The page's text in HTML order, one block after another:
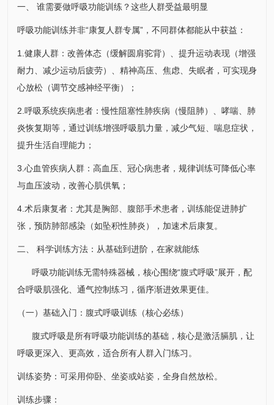
一、 谁需要做呼吸功能训练？这些人群受益最明显
呼吸功能训练并非“康复人群专属”，不同群体都能从中获益：
1.健康人群：改善体态（缓解圆肩驼背）、提升运动表现（增强
耐力、减少运动后疲劳）、精神高压、焦虑、失眠者，可实现身
心放松（调节交感神经平衡）；
2.呼吸系统疾病患者：慢性阻塞性肺疾病 （慢阻肺）、哮喘、
肺
炎恢复期等，通过训练增强呼吸肌力量，减少气短、喘息症状，
提升生活自理能力；
3.心血管疾病人群：高血压、冠心病患者，规律训练可降低心率
与血压波动，改善心肌供氧；
4.术后康复者：尤其是胸部、腹部手术患者，训练能促进肺扩
张，预防肺部感染（如坠积性肺炎），加速术后康复。
二、 科学训练方法：从基础到进阶，在家就能练
呼吸功能训练无需特殊器械，核心围绕“腹式呼吸”展开，配
合呼吸肌强化、通气控制练习，循序渐进效果更佳。
（一）基础入门：腹式呼吸训练（核心必练）
腹式呼吸是所有呼吸功能训练的基础，核心是激活膈肌，让
呼吸更深入、更高效，适合所有人群入门练习。
训练姿势：可采用仰卧、坐姿或站姿，全身自然放松。
训练步骤：